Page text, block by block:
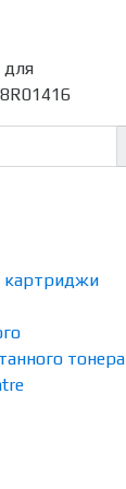
для
картриджи
тонера